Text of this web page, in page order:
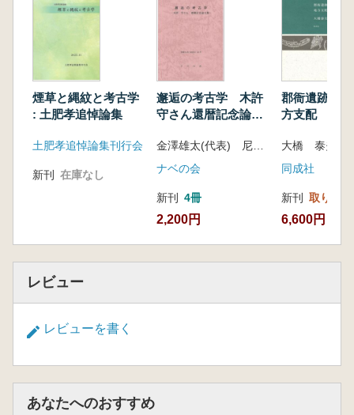
煙草と縄紋と考古学
: 土肥孝追悼論集
土肥孝追悼論集刊行会
新刊 在庫なし
邂逅の考古学 木許
守さん還暦記念論文
金澤雄太(代表) 尼子奈美枝編
ナベの会
新刊 4冊
2,200円
郡衙遺跡か
方支配
大橋 泰夫 著
同成社
新刊 取り寄せ
6,600円
レビュー
レビューを書く
あなたへのおすすめ